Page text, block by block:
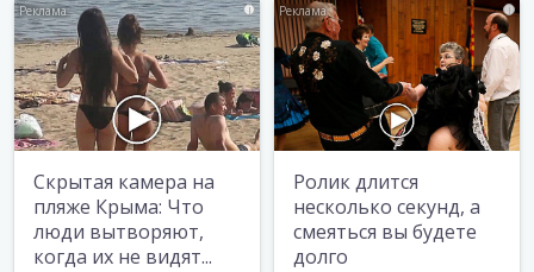
i
Скрытая камера на
пляже Крыма: Что
люди вытворяют,
когда их не видят...
i
Ролик длится
несколько секунд, а
смеяться вы будете
долго